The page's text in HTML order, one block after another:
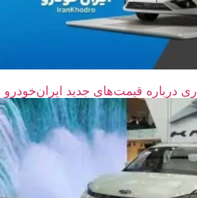
درباره قیمت‌های جدید ایران‌خودرو